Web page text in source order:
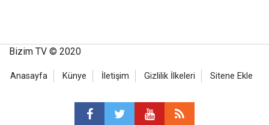
Bizim TV © 2020
Anasayfa Künye İletişim Gizlilik İlkeleri Sitene Ekle